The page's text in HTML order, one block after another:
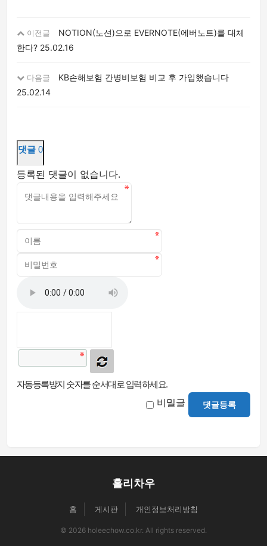
이전글
NOTION(노션)으로 EVERNOTE(에버노트)를 대체
한다? 25.02.16
다음글
KB손해보험 간병비보험 비교 후 가입했습니다
25.02.14
댓글 0
등록된 댓글이 없습니다.
자동등록방지 숫자를 순서대로 입력하세요.
비밀글 댓글등록
홀리차우
홈 게시판 개인정보처리방침
© 2026 holeechow.co.kr. All rights reserved.